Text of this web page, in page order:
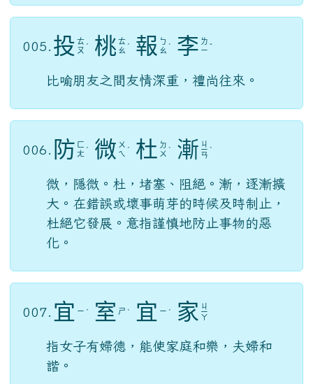
005. 投 ㄊ
ㄡ ˊ 桃 ㄊ
ㄠ ˊ 報 ㄅ
ㄠ ˋ 李 ㄌ
ㄧ ˇ
比喻朋友之間友情深重，禮尚往來。
006. 防 ㄈ
ㄤ ˊ 微 ㄨ
ㄟ ˊ 杜 ㄉ
ㄨ ˋ 漸 ㄐ
ㄧ
ㄢ
ˋ
微，隱微。杜，堵塞、阻絕。漸，逐漸擴
大。在錯誤或壞事萌芽的時候及時制止，
杜絕它發展。意指謹慎地防止事物的惡
化。
007. 宜 ㄧ ˊ 室 ㄕ ˋ 宜 ㄧ ˊ 家 ㄐ
ㄧ
ㄚ
指女子有婦德，能使家庭和樂，夫婦和
諧。